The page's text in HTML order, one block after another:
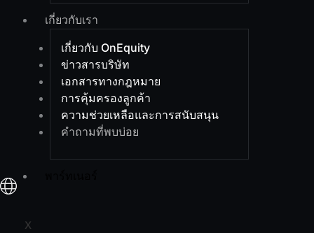
เกี่ยวกับเรา
เกี่ยวกับ OnEquity
ข่าวสารบริษัท
เอกสารทางกฎหมาย
การคุ้มครองลูกค้า
ความช่วยเหลือและการสนับสนุน
คำถามที่พบบ่อย
X